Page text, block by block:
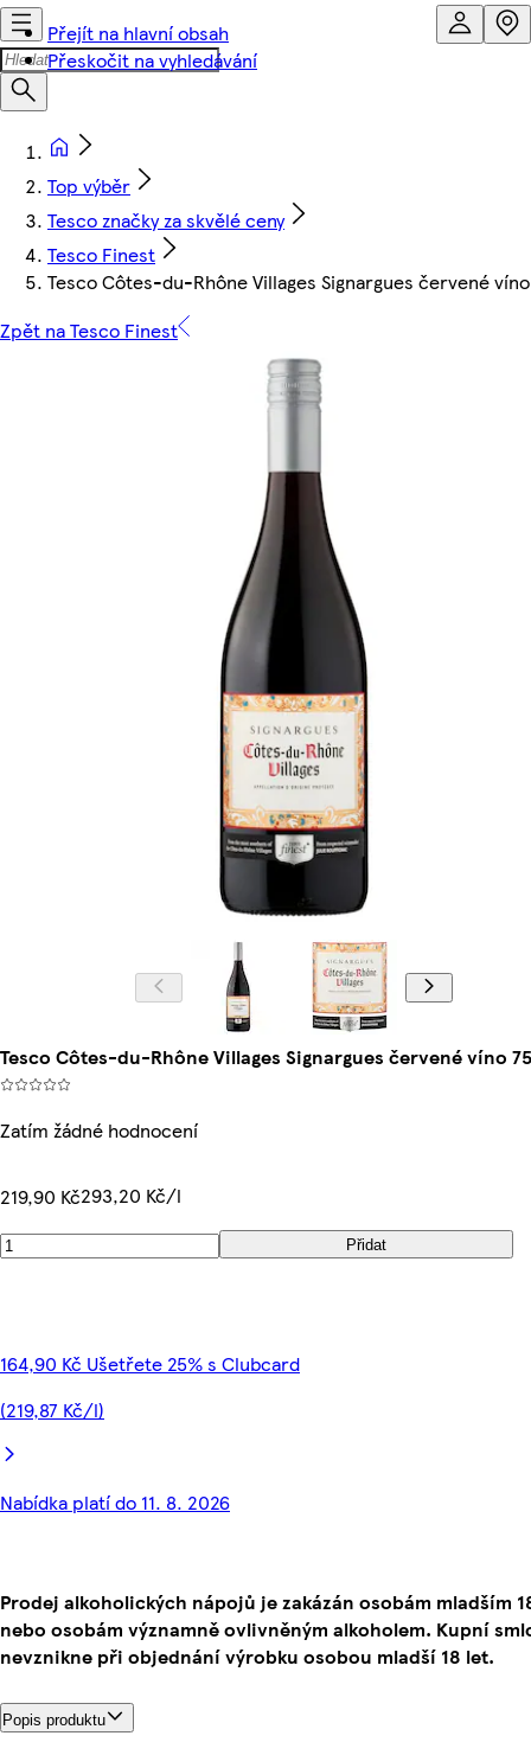
Přejít na hlavní obsah
Přeskočit na vyhledávání
Top výběr
Tesco značky za skvělé ceny
Tesco Finest
Tesco Côtes-du-Rhône Villages Signargues červené
Zpět na Tesco Finest
Tesco Côtes-du-Rhône Villages Signargues červené víno
Zatím žádné hodnocení
219,90 Kč293,20 Kč/l
Přidat
164,90 Kč Ušetřete 25% s Clubcard
(219,87 Kč/l)
Nabídka platí do 11. 8. 2026
Prodej alkoholických nápojů je zakázán osobám mladším
nebo osobám významně ovlivněným alkoholem. Kupní
nevznikne při objednání výrobku osobou mladší 18 let.
Popis produktu